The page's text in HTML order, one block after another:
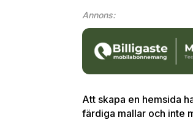
Annons:
Att skapa en hemsida
färdiga mallar och inte